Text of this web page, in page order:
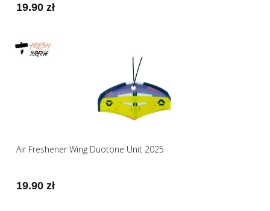
19.90 zł
Air Freshener Wing Duotone Unit 2025
19.90 zł